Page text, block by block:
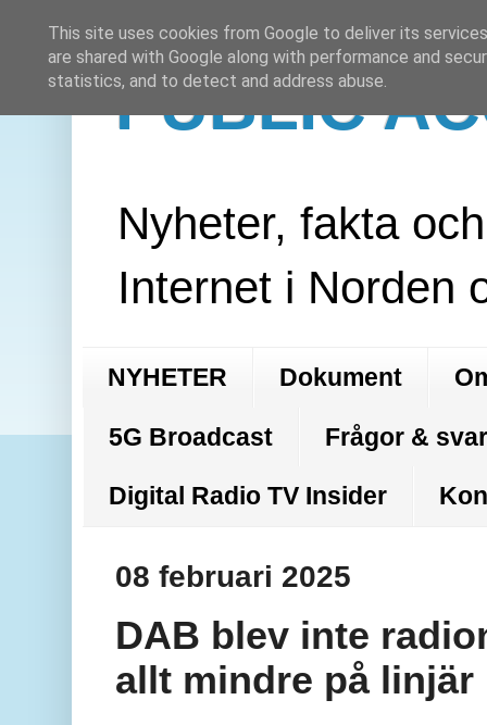
PUBLIC
Nyheter, fakta
Internet i Norden
NYHETER Dokument
5G Broadcast Frågor &
Digital Radio TV Insider
08 februari 2025
DAB blev inte
allt mindre på linjär
This site uses cookies from Google to deliver its
are shared with Google along with performance and
statistics, and to detect and address abuse.